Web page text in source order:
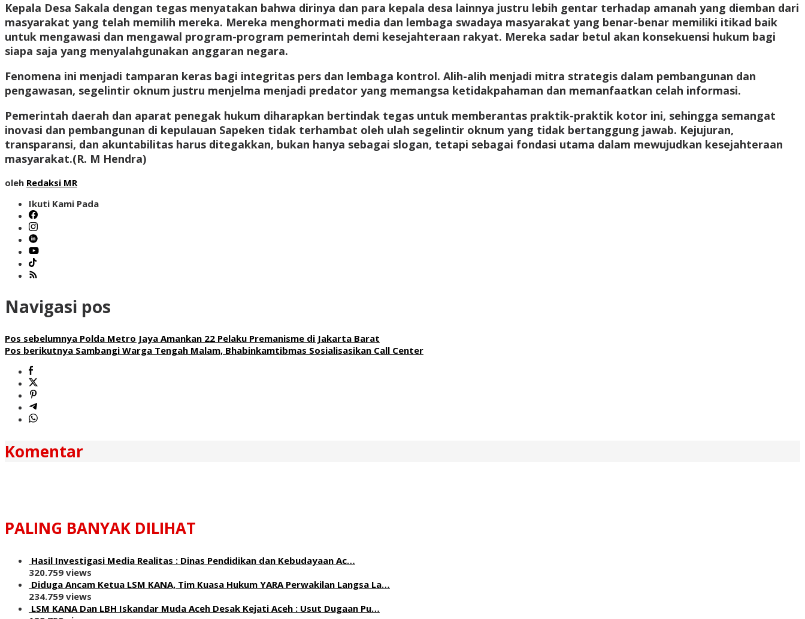
Kepala Desa Sakala dengan tegas menyatakan bahwa dirinya dan para kepala desa lainnya justru lebih gentar terhadap amanah yang diemban dari
masyarakat yang telah memilih mereka. Mereka menghormati media dan lembaga swadaya masyarakat yang benar-benar memiliki itikad baik
untuk mengawasi dan mengawal program-program pemerintah demi kesejahteraan rakyat. Mereka sadar betul akan konsekuensi hukum bagi
siapa saja yang menyalahgunakan anggaran negara.
Fenomena ini menjadi tamparan keras bagi integritas pers dan lembaga kontrol. Alih-alih menjadi mitra strategis dalam pembangunan dan
pengawasan, segelintir oknum justru menjelma menjadi predator yang memangsa ketidakpahaman dan memanfaatkan celah informasi.
Pemerintah daerah dan aparat penegak hukum diharapkan bertindak tegas untuk memberantas praktik-praktik kotor ini, sehingga semangat
inovasi dan pembangunan di kepulauan Sapeken tidak terhambat oleh ulah segelintir oknum yang tidak bertanggung jawab. Kejujuran,
transparansi, dan akuntabilitas harus ditegakkan, bukan hanya sebagai slogan, tetapi sebagai fondasi utama dalam mewujudkan kesejahteraan
masyarakat.(R. M Hendra)
oleh Redaksi MR
Ikuti Kami Pada
Navigasi pos
Pos sebelumnya Polda Metro Jaya Amankan 22 Pelaku Premanisme di Jakarta Barat
Pos berikutnya Sambangi Warga Tengah Malam, Bhabinkamtibmas Sosialisasikan Call Center
Komentar
PALING BANYAK DILIHAT
Hasil Investigasi Media Realitas : ‎Dinas Pendidikan dan Kebudayaan Ac…
320.759 views
Diduga Ancam Ketua LSM KANA, Tim Kuasa Hukum YARA Perwakilan Langsa La…
234.759 views
LSM KANA Dan LBH Iskandar Muda Aceh Desak Kejati Aceh : Usut Dugaan Pu…